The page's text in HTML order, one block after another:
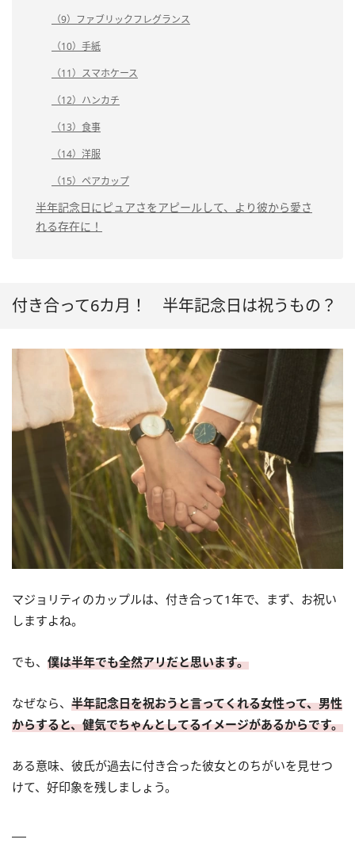
（9）ファブリックフレグランス
（10）手紙
（11）スマホケース
（12）ハンカチ
（13）食事
（14）洋服
（15）ペアカップ
半年記念日にピュアさをアピールして、より彼から愛さ
れる存在に！
付き合って6カ月！ 半年記念日は祝うもの？
マジョリティのカップルは、付き合って1年で、まず、お祝い
しますよね。
でも、 僕は半年でも全然アリだと思います。
なぜなら、 半年記念日を祝おうと言ってくれる女性って、男性
からすると、健気でちゃんとしてるイメージがあるからです。
ある意味、彼氏が過去に付き合った彼女とのちがいを見せつ
けて、好印象を残しましょう。